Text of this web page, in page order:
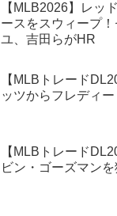
【MLB2026】レッ
ースをスウィープ
ユ、吉田らがHR
【MLBトレード
ッツからフレディ
【MLBトレード
ビン・ゴーズマンを